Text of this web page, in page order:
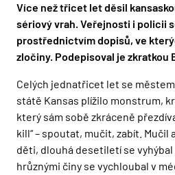
Více než třicet let děsil
sériový vrah. Veřejnosti i policii
prostřednictvím dopisů, ve
zločiny. Podepisoval je zkratkou
Celých jednatřicet let se
státě Kansas plížilo monstrum,
který sám sobě zkráceně
kill“ – spoutat, mučit, zabít. Mučil
děti, dlouhá desetiletí se vyhýbal
hrůznými činy se vychloubal v